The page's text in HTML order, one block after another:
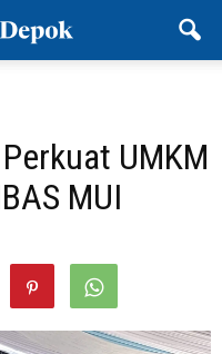
UMKM
MUI